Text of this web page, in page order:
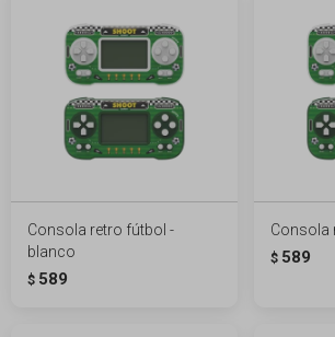
Consola retro fútbol -
blanco
$ 589
Consola
$ 589